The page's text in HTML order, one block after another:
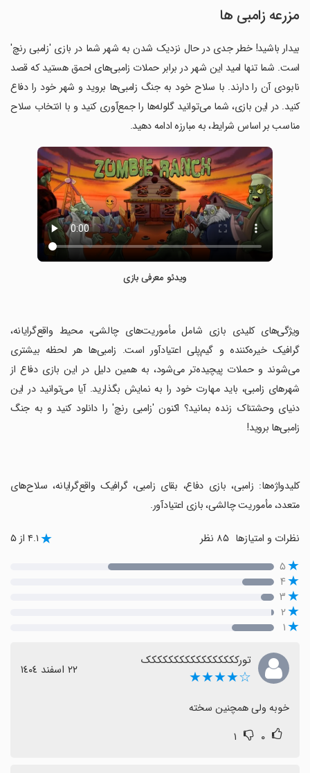
مزرعه زامبی ها
بیدار باشید! خطر جدی در حال نزدیک شدن به شهر شما در بازی 'زامبی رنچ'
است. شما تنها امید این شهر در برابر حملات زامبی‌های احمق هستید که قصد
نابودی آن را دارند. با سلاح خود به جنگ زامبی‌ها بروید و شهر خود را دفاع
کنید. در این بازی، شما می‌توانید گلوله‌ها را جمع‌آوری کنید و با انتخاب سلاح
مناسب بر اساس شرایط، به مبارزه ادامه دهید.
ویدئو معرفی بازی
‏ویژگی‌های کلیدی بازی شامل مأموریت‌های چالشی، محیط واقع‌گرایانه،
گرافیک خیره‌کننده و گیم‌پلی اعتیادآور است. زامبی‌ها هر لحظه بیشتری
می‌شوند و حملات پیچیده‌تر می‌شود، به همین دلیل در این بازی دفاع از
شهرهای زامبی، باید مهارت خود را به نمایش بگذارید. آیا می‌توانید در این
دنیای وحشتناک زنده بمانید؟ اکنون 'زامبی رنچ' را دانلود کنید و به جنگ
زامبی‌ها بروید!
‏کلیدواژه‌ها: زامبی، بازی دفاع، بقای زامبی، گرافیک واقع‌گرایانه، سلاح‌های
متعدد، مأموریت چالشی، بازی اعتیادآور.
نظرات و امتیازها ۴.۱ از ۵
۵
۴
۳
۲
۱
تورککککککککککککککککک
☆★★★★ ٢٢ اسفند ١٤٠٤
خوبه ولی همچنین سخته
۰ ۱